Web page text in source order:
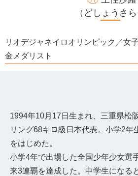
（どしょうさら
リオデジャネイロオリンピック／女
金メダリスト
1994年10月17日生まれ、三重県松
リング68キロ級日本代表。小学2年
をはじめた。
小学4年で出場した全国少年少女選
来3連覇を達成した。中学生になる